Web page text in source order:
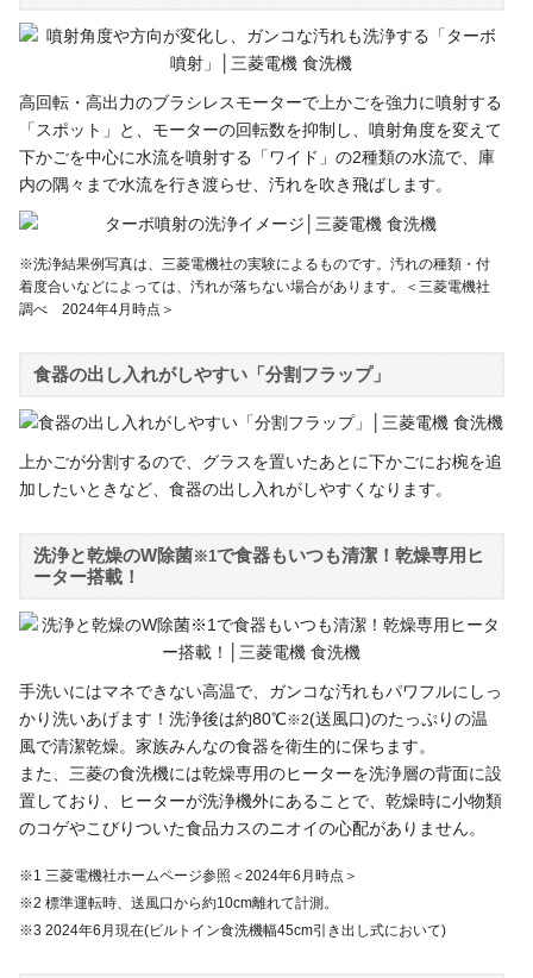
高回転・高出力のブラシレスモーターで上かごを強力に噴射する
「スポット」と、モーターの回転数を抑制し、噴射角度を変えて
下かごを中心に水流を噴射する「ワイド」の2種類の水流で、庫
内の隅々まで水流を行き渡らせ、汚れを吹き飛ばします。
※洗浄結果例写真は、三菱電機社の実験によるものです。汚れの種類・付
着度合いなどによっては、汚れが落ちない場合があります。＜三菱電機社
調べ 2024年4月時点＞
食器の出し入れがしやすい「分割フラップ」
上かごが分割するので、グラスを置いたあとに下かごにお椀を追
加したいときなど、食器の出し入れがしやすくなります。
洗浄と乾燥のW除菌※1で食器もいつも清潔！乾燥専用ヒ
ーター搭載！
手洗いにはマネできない高温で、ガンコな汚れもパワフルにしっ
かり洗いあげます！洗浄後は約80℃※2(送風口)のたっぷりの温
風で清潔乾燥。家族みんなの食器を衛生的に保ちます。
また、三菱の食洗機には乾燥専用のヒーターを洗浄層の背面に設
置しており、ヒーターが洗浄機外にあることで、乾燥時に小物類
のコゲやこびりついた食品カスのニオイの心配がありません。
※1 三菱電機社ホームページ参照＜2024年6月時点＞
※2 標準運転時、送風口から約10cm離れて計測。
※3 2024年6月現在(ビルトイン食洗機幅45cm引き出し式において)